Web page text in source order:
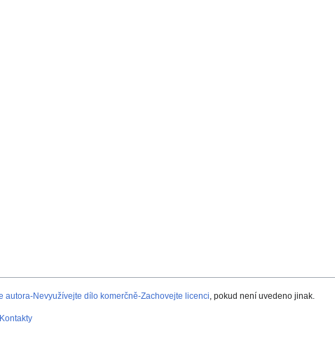
autora-Nevyužívejte dílo komerčně-Zachovejte licenci, pokud není uvedeno jinak.
Kontakty